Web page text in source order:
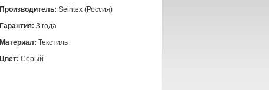
Производитель: Seintex (Россия)
Гарантия: 3 года
Материал: Текстиль
Цвет: Серый